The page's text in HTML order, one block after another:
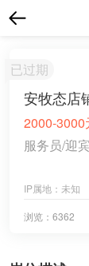
已过期
安牧态店
2000-3000
服务员/迎宾
IP属地： 未知
浏览：6362